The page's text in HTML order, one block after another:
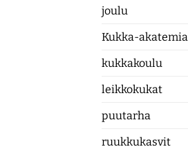
joulu
Kukka-akatemia
kukkakoulu
leikkokukat
puutarha
ruukkukasvit